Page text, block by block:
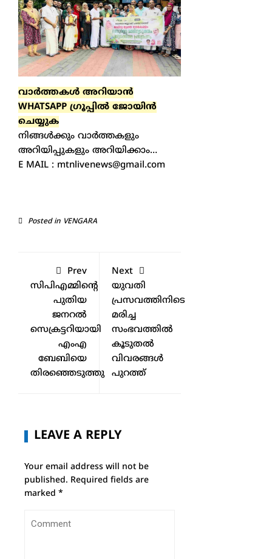
വാർത്തകൾ അറിയാന്‍
WHATSAPP ഗ്രൂപ്പിൽ ജോയിൻ
ചെയ്യുക
നിങ്ങൾക്കും വാർത്തകളും
അറിയിപ്പുകളും അറിയിക്കാം…
E MAIL : mtnlivenews@gmail.com
Posted in VENGARA
Prev
സിപിഎമ്മിന്റെ
പുതിയ
ജനറല്‍
സെക്രട്ടറിയായി
എംഎ
ബേബിയെ
തിരഞ്ഞെടുത്തു
Next
യുവതി
പ്രസവത്തിനിടെ
മരിച്ച
സംഭവത്തില്‍
കൂടുതല്‍
വിവരങ്ങള്‍
പുറത്ത്
LEAVE A REPLY
Your email address will not be
published. Required fields are
marked *